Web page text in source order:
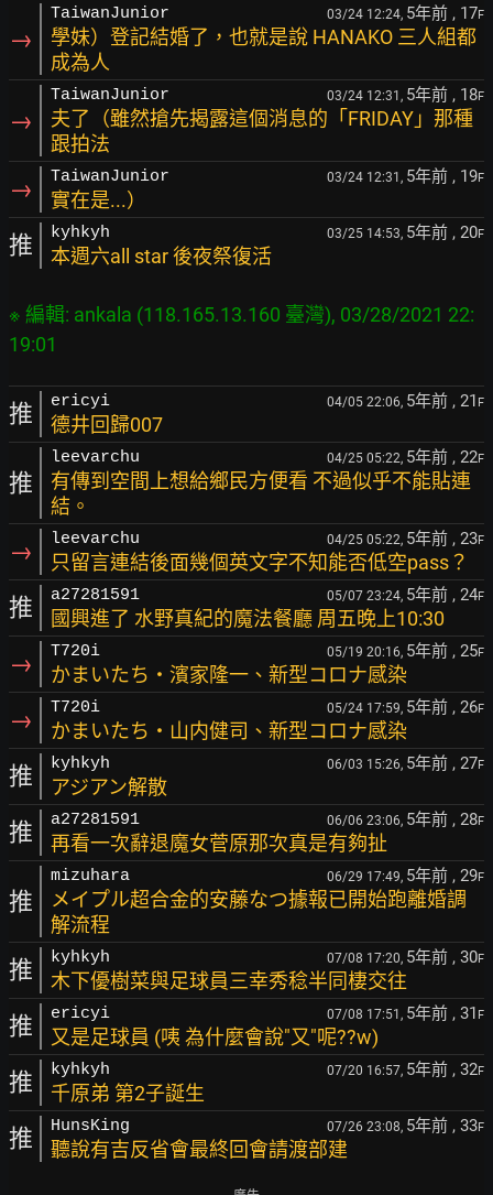
→
TaiwanJunior 03/24 12:24, 5年前 , 17F
學妹）登記結婚了，也就是說 HANAKO 三人組都
成為人
→
TaiwanJunior 03/24 12:31, 5年前 , 18F
夫了（雖然搶先揭露這個消息的「FRIDAY」那種
跟拍法
→ TaiwanJunior 03/24 12:31, 5年前 , 19F
實在是...）
推 kyhkyh 03/25 14:53, 5年前 , 20F
本週六all star 後夜祭復活
※ 編輯: ankala (118.165.13.160 臺灣), 03/28/2021 22:
推 ericyi 04/05 22:06, 5年前 , 21 F
德井回歸007
推
leevarchu 04/25 05:22, 5年前 , 22F
有傳到空間上想給鄉民方便看 不過似乎不能貼連
結。
→ leevarchu 04/25 05:22, 5年前 , 23F
只留言連結後面幾個英文字不知能否低空pass？
推 a27281591 05/07 23:24, 5年前 , 24F
國興進了 水野真紀的魔法餐廳 周五晚上10:30
→ T720i 05/19 20:16, 5年前 , 25F
かまいたち・濱家隆一、新型コロナ感染
→ T720i 05/24 17:59, 5年前 , 26F
かまいたち・山内健司、新型コロナ感染
推 kyhkyh 06/03 15:26, 5年前 , 27F
アジアン解散
推 a27281591 06/06 23:06, 5年前 , 28F
再看一次辭退魔女菅原那次真是有夠扯
推
mizuhara 06/29 17:49, 5年前 , 29F
メイプル超合金的安藤なつ據報已開始跑離婚調
解流程
推 kyhkyh 07/08 17:20, 5年前 , 30F
木下優樹菜與足球員三幸秀稔半同棲交往
推 ericyi 07/08 17:51, 5年前 , 31 F
又是足球員 (咦 為什麼會說"又"呢??w)
推 kyhkyh 07/20 16:57, 5年前 , 32F
千原弟 第2子誕生
推 HunsKing 07/26 23:08, 5年前 , 33F
聽說有吉反省會最終回會請渡部建